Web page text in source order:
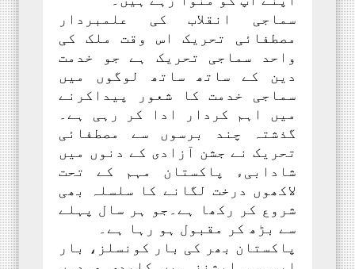
سماجی انقلاب کی علمبردار
مصطفائی تحریک اس وقت ملک کی
واحد سماجی تحریک ہے جو خدمت
دین کے ساتھ ساتھ لوگوں میں
سماجی خدمت کا شعور پیداکرنے
میں اہم کردار ادا کر رہی ہے۔
گذشتہ چند برسوں سے مصطفائی
تحریک نے جشن آزادی کے دنوں میں
شادابیء پاکستان مہم کے تحت
لاکھوں درخت لگانے کا سلسلہ بھی
شروع کر رکھا ہے۔جو ہر سال پہلے
سے بڑھ کر مقبول ہو رہا ہے۔
پاکستان بھر کی بار کونسلز، بار